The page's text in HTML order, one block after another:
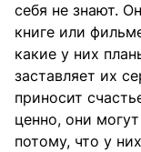
себя не знают.
книге или
какие у них
заставляет их
приносит
ценно, они
потому, что у